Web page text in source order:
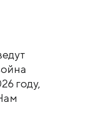
году,